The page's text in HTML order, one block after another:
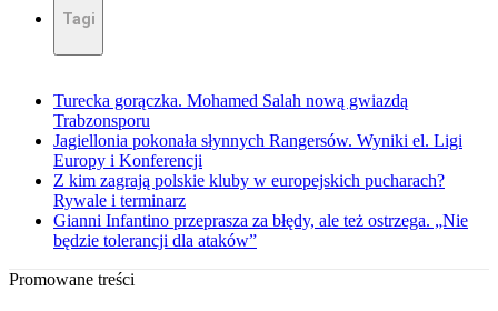
Tagi
Turecka gorączka. Mohamed Salah nową gwiazdą
Trabzonsporu
Jagiellonia pokonała słynnych Rangersów. Wyniki el. Ligi
Europy i Konferencji
Z kim zagrają polskie kluby w europejskich pucharach?
Rywale i terminarz
Gianni Infantino przeprasza za błędy, ale też ostrzega. „Nie
będzie tolerancji dla ataków”
Promowane treści